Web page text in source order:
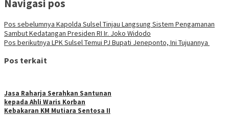
Navigasi pos
Pos sebelumnya Kapolda Sulsel Tinjau Langsung Sistem Pengamanan
Sambut Kedatangan Presiden RI Ir. Joko Widodo
Pos berikutnya LPK Sulsel Temui PJ Bupati Jeneponto, Ini Tujuannya
Pos terkait
Jasa Raharja Serahkan Santunan
kepada Ahli Waris Korban
Kebakaran KM Mutiara Sentosa II